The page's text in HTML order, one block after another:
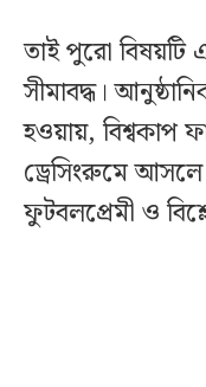
তাই পুরো বিষয়টি
সীমাবদ্ধ।
হওয়ায়, বিশ্বকাপ
ড্রেসিংরুমে
ফুটবলপ্রেমী ও